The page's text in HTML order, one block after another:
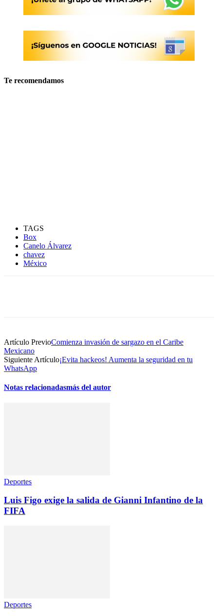
Te recomendamos
TAGS
Box
Canelo Álvarez
chavez
México
Artículo PrevioComienza invasión de sargazo en el Caribe
Mexicano
Siguiente Artículo¡Evita hackeos! Aumenta la seguridad en tu
WhatsApp
Notas relacionadasmás del autor
Deportes
Luis Figo exige la salida de Gianni Infantino de la
FIFA
Deportes